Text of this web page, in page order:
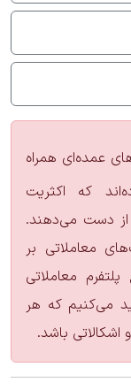
عمده‌ای همراه
که اکثریت
از دست می‌دهند.
معاملاتی بر
معاملاتی
می‌کنیم که هر
باشد.